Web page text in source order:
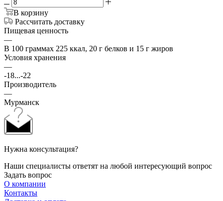
В корзину
Рассчитать доставку
Пищевая ценность
—
В 100 граммах 225 ккал, 20 г белков и 15 г жиров
Условия хранения
—
-18...-22
Производитель
—
Мурманск
Нужна консультация?
Наши специалисты ответят на любой интересующий вопрос
Задать вопрос
О компании
Контакты